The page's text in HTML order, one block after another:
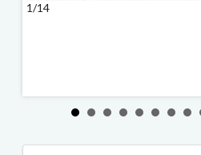
1/14